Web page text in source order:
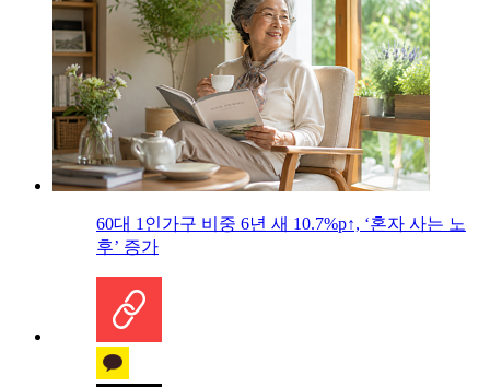
60대 1인가구 비중 6년 새 10.7%p↑, ‘혼자 사는 노
후’ 증가